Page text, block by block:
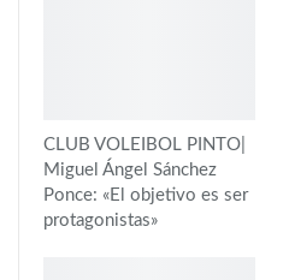
CLUB VOLEIBOL PINTO|
Miguel Ángel Sánchez
Ponce: «El objetivo es ser
protagonistas»